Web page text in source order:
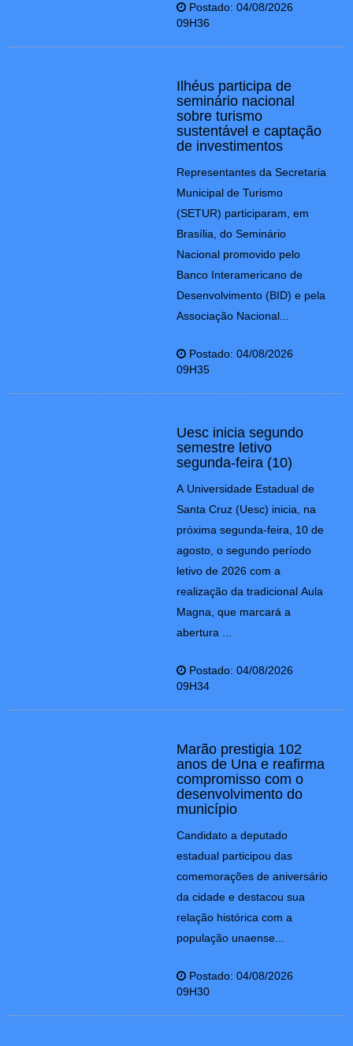
Postado: 04/08/2026
09H36
Ilhéus participa de
seminário nacional
sobre turismo
sustentável e captação
de investimentos
Representantes da Secretaria
Municipal de Turismo
(SETUR) participaram, em
Brasília, do Seminário
Nacional promovido pelo
Banco Interamericano de
Desenvolvimento (BID) e pela
Associação Nacional...
Postado: 04/08/2026
09H35
Uesc inicia segundo
semestre letivo
segunda-feira (10)
A Universidade Estadual de
Santa Cruz (Uesc) inicia, na
próxima segunda-feira, 10 de
agosto, o segundo período
letivo de 2026 com a
realização da tradicional Aula
Magna, que marcará a
abertura ...
Postado: 04/08/2026
09H34
Marão prestigia 102
anos de Una e reafirma
compromisso com o
desenvolvimento do
município
Candidato a deputado
estadual participou das
comemorações de aniversário
da cidade e destacou sua
relação histórica com a
população unaense...
Postado: 04/08/2026
09H30